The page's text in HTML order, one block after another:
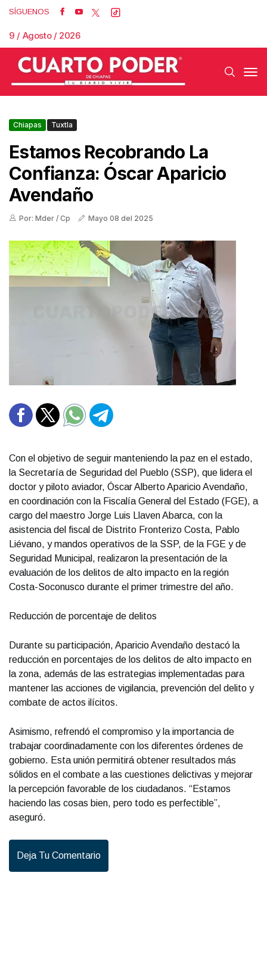
SÍGUENOS
9 / Agosto / 2026
Chiapas Tuxtla
Estamos Recobrando La
Confianza: Óscar Aparicio
Avendaño
Por: Mder / Cp Mayo 08 del 2025
Con el objetivo de seguir manteniendo la paz en el estado,
la Secretaría de Seguridad del Pueblo (SSP), que lidera el
doctor y piloto aviador, Óscar Alberto Aparicio Avendaño,
en coordinación con la Fiscalía General del Estado (FGE), a
cargo del maestro Jorge Luis Llaven Abarca, con la
asistencia del fiscal de Distrito Fronterizo Costa, Pablo
Liévano, y mandos operativos de la SSP, de la FGE y de
Seguridad Municipal, realizaron la presentación de la
evaluación de los delitos de alto impacto en la región
Costa-Soconusco durante el primer trimestre del año.
Reducción de porcentaje de delitos
Durante su participación, Aparicio Avendaño destacó la
reducción en porcentajes de los delitos de alto impacto en
la zona, además de las estrategias implementadas para
mantener las acciones de vigilancia, prevención del delito y
combate de actos ilícitos.
Asimismo, refrendó el compromiso y la importancia de
trabajar coordinadamente con los diferentes órdenes de
gobierno. Esta unión permitirá obtener resultados más
sólidos en el combate a las cuestiones delictivas y mejorar
la percepción favorable de los ciudadanos. “Estamos
haciendo las cosas bien, pero todo es perfectible”,
aseguró.
Deja Tu Comentario